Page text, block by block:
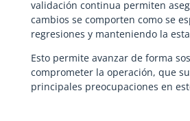
validación continua permiten
cambios se comporten como se
regresiones y manteniendo la
Esto permite avanzar de forma
comprometer la operación, que
principales preocupaciones en